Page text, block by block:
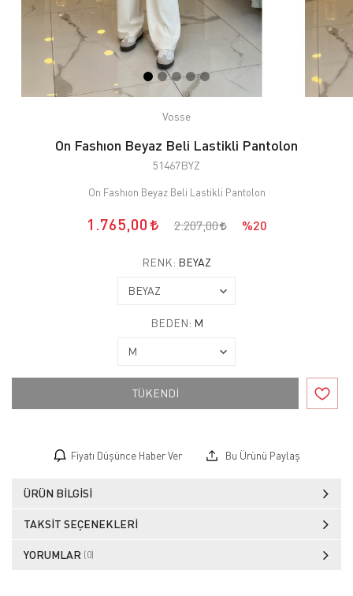
Vosse
On Fashıon Beyaz Beli Lastikli Pantolon
51467BYZ
On Fashıon Beyaz Beli Lastikli Pantolon
1.765,00 2.207,00 %20
RENK: BEYAZ
BEDEN: M
TÜKENDİ
Fiyatı Düşünce Haber Ver Bu Ürünü Paylaş
ÜRÜN BILGISI
TAKSIT SEÇENEKLERI
YORUMLAR (0)